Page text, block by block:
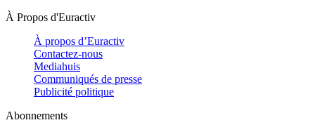
À Propos d'Euractiv
À propos d’Euractiv
Contactez-nous
Mediahuis
Communiqués de presse
Publicité politique
Abonnements